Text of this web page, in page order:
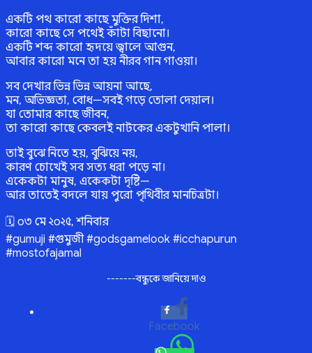
একটি পথ কারো কাছে মুক্তির দিশা,
কারো কাছে সে পথেই কাঁটা বিছানো।
একটি শব্দ কারো হৃদয়ে জ্বালে আগুন,
আবার কারো মনে তা হয় নীরব গান গাওয়া।
সব দেখার ভিন্ন ভিন্ন আয়না আছে,
মন, অভিজ্ঞতা, বোধ—সবই গড়ে তোলা দেয়াল।
যা তোমার কাছে জীবন,
তা কারো কাছে কেবলই নাটকের একটুখানি পালা।
তাই বুঝে নিতে হয়, বুঝিয়ে নয়,
কারণ চোখেই সব সত্য ধরা পড়ে না।
একেকটা মানুষ, একেকটা দৃষ্টি—
আর তাতেই বদলে যায় পুরো পৃথিবীর মানচিত্রটা।
🗓️ ০৩ মে ২০২৫, শনিবার
#gumuji #গুমুজী #godsgamelook #icchapurun
#mostofajamal
-------বন্ধুকে জানিয়ে দাও
Facebook